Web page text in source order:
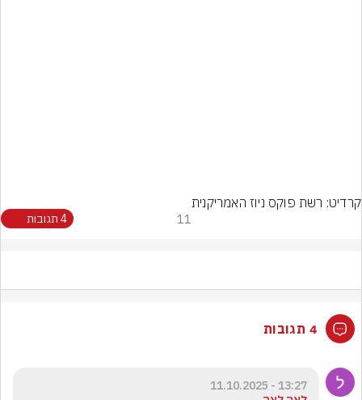
קרדיט: רשת פוקס ניוז האמריקנית
11 4 תגובות
4 תגובות
13:27 - 11.10.2025